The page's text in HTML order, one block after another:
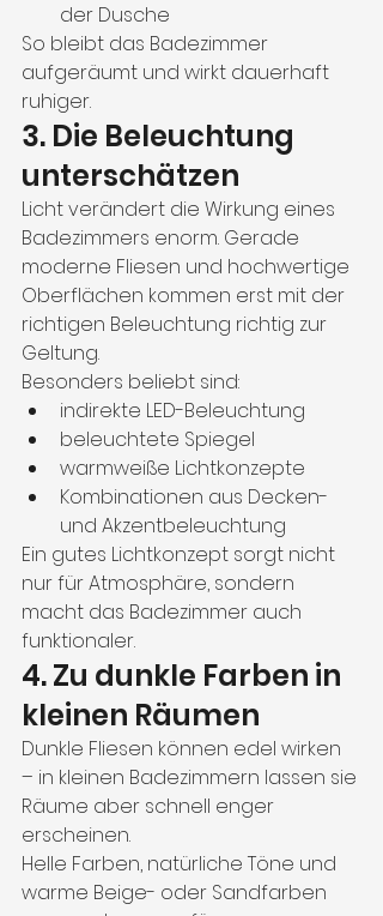
der Dusche
So bleibt das Badezimmer
aufgeräumt und wirkt dauerhaft
ruhiger.
3. Die Beleuchtung
unterschätzen
Licht verändert die Wirkung eines
Badezimmers enorm. Gerade
moderne Fliesen und hochwertige
Oberflächen kommen erst mit der
richtigen Beleuchtung richtig zur
Geltung.
Besonders beliebt sind:
indirekte LED-Beleuchtung
beleuchtete Spiegel
warmweiße Lichtkonzepte
Kombinationen aus Decken-
und Akzentbeleuchtung
Ein gutes Lichtkonzept sorgt nicht
nur für Atmosphäre, sondern
macht das Badezimmer auch
funktionaler.
4. Zu dunkle Farben in
kleinen Räumen
Dunkle Fliesen können edel wirken
– in kleinen Badezimmern lassen sie
Räume aber schnell enger
erscheinen.
Helle Farben, natürliche Töne und
warme Beige- oder Sandfarben